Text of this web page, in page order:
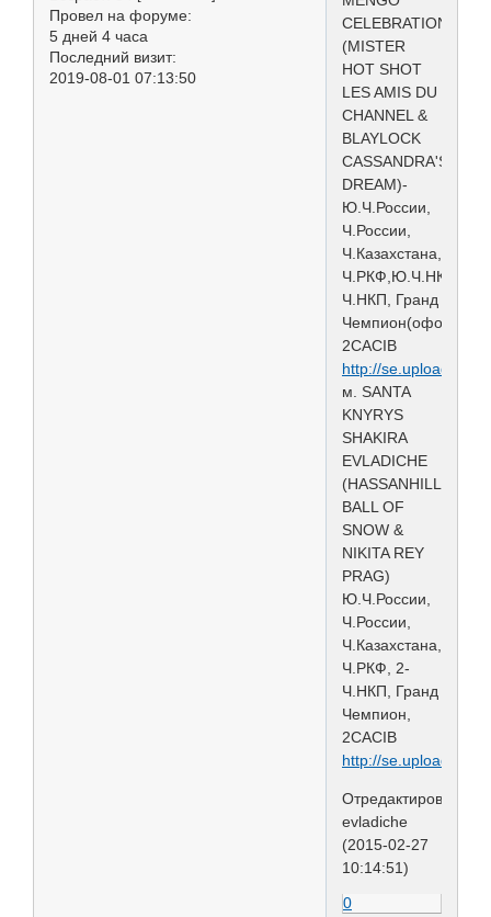
Провел на форуме:
5 дней 4 часа
Последний визит:
2019-08-01 07:13:50
CELEBRATION
(MISTER
HOT SHOT
LES AMIS DU
CHANNEL &
BLAYLOCK
CASSANDRA'S
DREAM)-
Ю.Ч.России,
Ч.России,
Ч.Казахстана,
Ч.РКФ,Ю.Ч.НКП,
Ч.НКП, Гранд
Чемпион(офомл.),
2CACIB
http://se.uploads.ru/
м. SANTA
KNYRYS
SHAKIRA
EVLADICHE
(HASSANHILLS
BALL OF
SNOW &
NIKITA REY
PRAG)
Ю.Ч.России,
Ч.России,
Ч.Казахстана,
Ч.РКФ, 2-
Ч.НКП, Гранд
Чемпион,
2CACIВ
http://se.uploads.ru/
Отредактировано
evladiche
(2015-02-27
10:14:51)
0